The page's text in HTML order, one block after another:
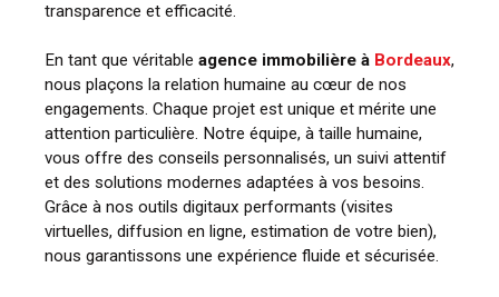
transparence et efficacité.
En tant que véritable agence immobilière à Bordeaux,
nous plaçons la relation humaine au cœur de nos
engagements. Chaque projet est unique et mérite une
attention particulière. Notre équipe, à taille humaine,
vous offre des conseils personnalisés, un suivi attentif
et des solutions modernes adaptées à vos besoins.
Grâce à nos outils digitaux performants (visites
virtuelles, diffusion en ligne, estimation de votre bien),
nous garantissons une expérience fluide et sécurisée.